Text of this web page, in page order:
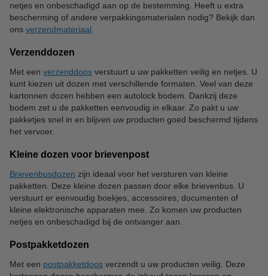
netjes en onbeschadigd aan op de bestemming. Heeft u extra
bescherming of andere verpakkingsmaterialen nodig? Bekijk dan
ons verzendmateriaal
Verzenddozen
Met een verzenddoos verstuurt u uw pakketten veilig en netjes. U
kunt kiezen uit dozen met verschillende formaten. Veel van deze
kartonnen dozen hebben een autolock bodem. Dankzij deze
bodem zet u de pakketten eenvoudig in elkaar. Zo pakt u uw
pakketjes snel in en blijven uw producten goed beschermd tijdens
het vervoer.
Kleine dozen voor brievenpost
Brievenbusdozen zijn ideaal voor het versturen van kleine
pakketten. Deze kleine dozen passen door elke brievenbus. U
verstuurt er eenvoudig boekjes, accessoires, documenten of
kleine elektronische apparaten mee. Zo komen uw producten
netjes en onbeschadigd bij de ontvanger aan.
Postpakketdozen
Met een postpakketdoos verzendt u uw producten veilig. Deze